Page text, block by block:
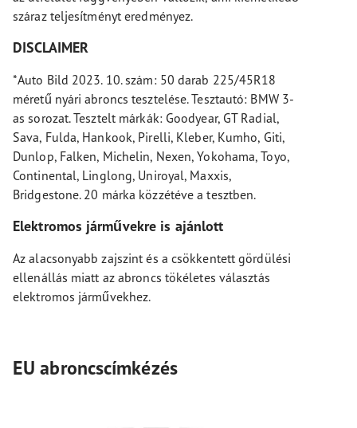
száraz teljesítményt eredményez.
DISCLAIMER
*Auto Bild 2023. 10. szám: 50 darab 225/45R18
méretű nyári abroncs tesztelése. Tesztautó: BMW 3-
as sorozat. Tesztelt márkák: Goodyear, GT Radial,
Sava, Fulda, Hankook, Pirelli, Kleber, Kumho, Giti,
Dunlop, Falken, Michelin, Nexen, Yokohama, Toyo,
Continental, Linglong, Uniroyal, Maxxis,
Bridgestone. 20 márka közzétéve a tesztben.
Elektromos járművekre is ajánlott
Az alacsonyabb zajszint és a csökkentett gördülési
ellenállás miatt az abroncs tökéletes választás
elektromos járművekhez.
EU abroncscímkézés